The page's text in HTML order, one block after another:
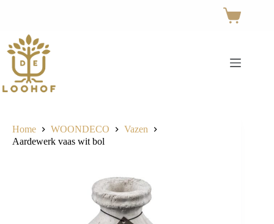
inhoud
Home WOONDECO
Vazen
Aardewerk vaas wit bol